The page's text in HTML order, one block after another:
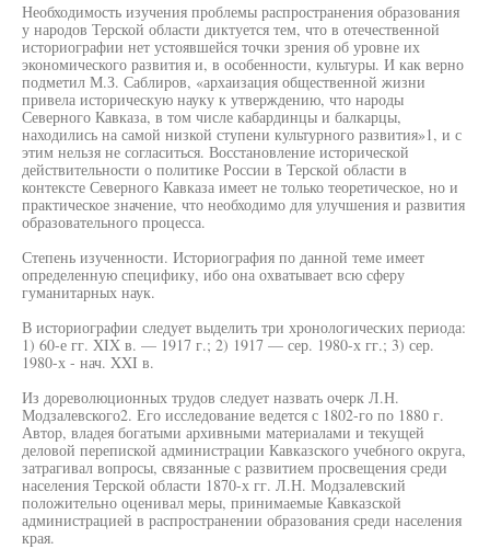
Необходимость изучения проблемы распространения образования
у народов Терской области диктуется тем, что в отечественной
историографии нет устоявшейся точки зрения об уровне их
экономического развития и, в особенности, культуры. И как верно
подметил М.З. Саблиров, «архаизация общественной жизни
привела историческую науку к утверждению, что народы
Северного Кавказа, в том числе кабардинцы и балкарцы,
находились на самой низкой ступени культурного развития»1, и с
этим нельзя не согласиться. Восстановление исторической
действительности о политике России в Терской области в
контексте Северного Кавказа имеет не только теоретическое, но и
практическое значение, что необходимо для улучшения и развития
образовательного процесса.
Степень изученности. Историография по данной теме имеет
определенную специфику, ибо она охватывает всю сферу
гуманитарных наук.
В историографии следует выделить три хронологических периода:
1) 60-е гг. XIX в. — 1917 г.; 2) 1917 — сер. 1980-х гг.; 3) сер.
1980-х - нач. XXI в.
Из дореволюционных трудов следует назвать очерк Л.Н.
Модзалевского2. Его исследование ведется с 1802-го по 1880 г.
Автор, владея богатыми архивными материалами и текущей
деловой перепиской администрации Кавказского учебного округа,
затрагивал вопросы, связанные с развитием просвещения среди
населения Терской области 1870-х гг. Л.Н. Модзалевский
положительно оценивал меры, принимаемые Кавказской
администрацией в распространении образования среди населения
края.